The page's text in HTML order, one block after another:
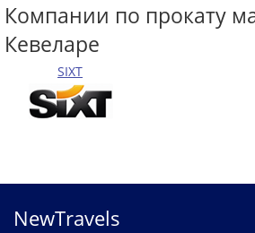
Компании по прокату
Кевеларе
SIXT
NewTravels